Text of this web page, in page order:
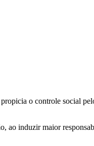
o controle social
ao induzir maior